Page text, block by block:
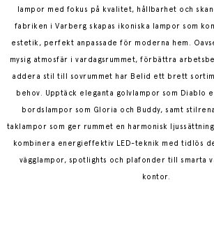
lampor med fokus på kvalitet, hållbarhet och
fabriken i Varberg skapas ikoniska lampor som
estetik, perfekt anpassade för moderna hem.
mysig atmosfär i vardagsrummet, förbättra
addera stil till sovrummet har Belid ett brett
behov. Upptäck eleganta golvlampor som Diablo
bordslampor som Gloria och Buddy, samt
taklampor som ger rummet en harmonisk
kombinera energieffektiv LED-teknik med tidlös
vägglampor, spotlights och plafonder till smarta
kontor.